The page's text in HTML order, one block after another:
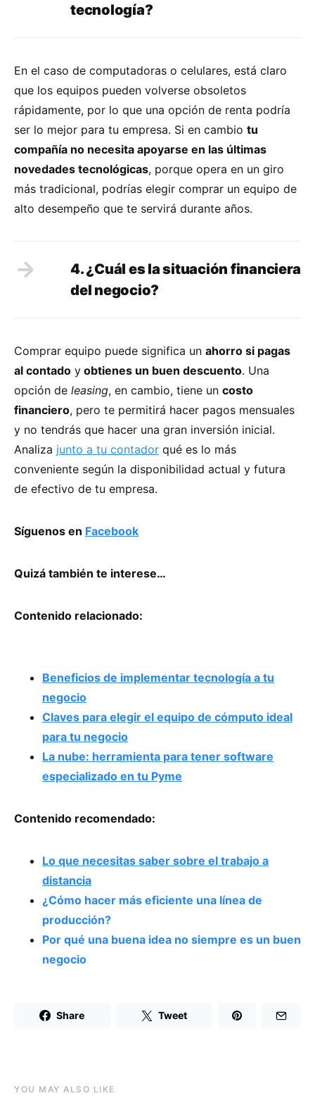
tecnología?
En el caso de computadoras o celulares, está claro
que los equipos pueden volverse obsoletos
rápidamente, por lo que una opción de renta podría
ser lo mejor para tu empresa. Si en cambio tu
compañía no necesita apoyarse en las últimas
novedades tecnológicas, porque opera en un giro
más tradicional, podrías elegir comprar un equipo de
alto desempeño que te servirá durante años.
4. ¿Cuál es la situación financiera
del negocio?
Comprar equipo puede significa un ahorro si pagas
al contado y obtienes un buen descuento. Una
opción de leasing, en cambio, tiene un costo
financiero, pero te permitirá hacer pagos mensuales
y no tendrás que hacer una gran inversión inicial.
Analiza junto a tu contador qué es lo más
conveniente según la disponibilidad actual y futura
de efectivo de tu empresa.
Síguenos en Facebook
Quizá también te interese…
Contenido relacionado:
Beneficios de implementar tecnología a tu
negocio
Claves para elegir el equipo de cómputo ideal
para tu negocio
La nube: herramienta para tener software
especializado en tu Pyme
Contenido recomendado:
Lo que necesitas saber sobre el trabajo a
distancia
¿Cómo hacer más eficiente una línea de
producción?
Por qué una buena idea no siempre es un buen
negocio
Share Tweet
YOU MAY ALSO LIKE